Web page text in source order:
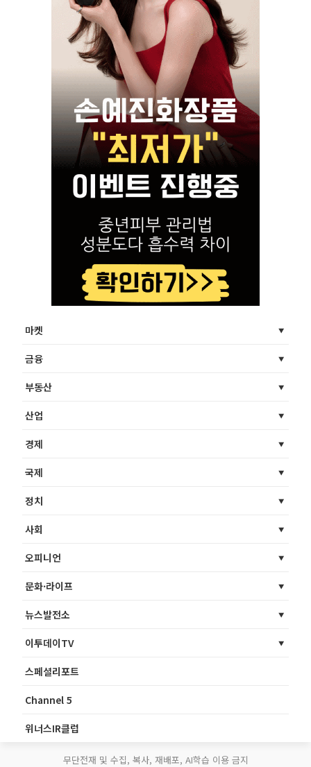
마켓
금융
부동산
산업
경제
국제
정치
사회
오피니언
문화·라이프
뉴스발전소
이투데이TV
스페셜리포트
Channel 5
위너스IR클럽
무단전재 및 수집, 복사, 재배포, AI학습 이용 금지